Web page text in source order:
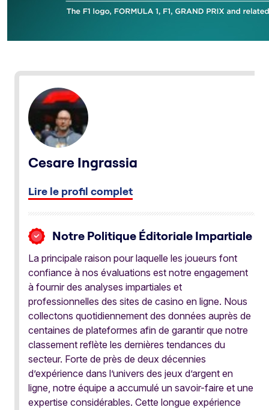
Cesare Ingrassia
Lire le profil complet
Notre Politique Éditoriale Impartiale
La principale raison pour laquelle les joueurs font
confiance à nos évaluations est notre engagement
à fournir des analyses impartiales et
professionnelles des sites de casino en ligne. Nous
collectons quotidiennement des données auprès de
centaines de plateformes afin de garantir que notre
classement reflète les dernières tendances du
secteur. Forte de près de deux décennies
d’expérience dans l’univers des jeux d’argent en
ligne, notre équipe a accumulé un savoir-faire et une
expertise considérables. Cette longue expérience